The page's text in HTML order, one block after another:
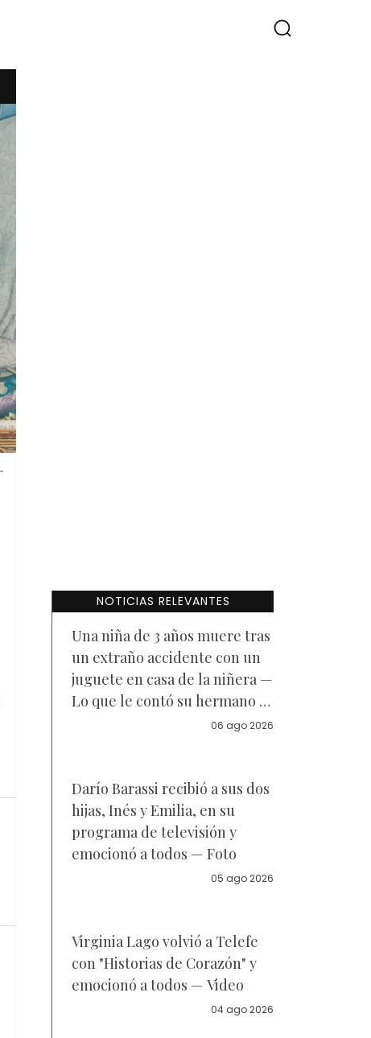
NOTICIAS RELEVANTES
Una niña de 3 años muere tras
un extraño accidente con un
juguete en casa de la niñera —
Lo que le contó su hermano a
06 ago 2026
Darío Barassi recibió a sus dos
hijas, Inés y Emilia, en su
programa de televisión y
emocionó a todos — Foto
05 ago 2026
Virginia Lago volvió a Telefe
con "Historias de Corazón" y
emocionó a todos — Video
04 ago 2026